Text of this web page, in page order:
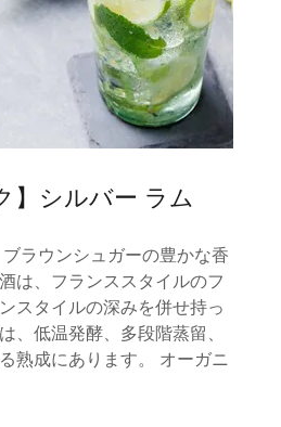
】シルバー ラム
ラウンシュガーの豊かな香
は、フランススタイルのフ
スタイルの深みを併せ持っ
、低温発酵、多段階蒸留、
熟成にあります。 オーガニ